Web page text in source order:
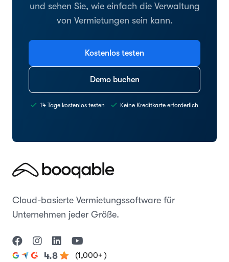
und sehen Sie, wie einfach die Verwaltung
von Vermietungen sein kann.
Kostenlos testen
Demo buchen
14 Tage kostenlos testen Keine Kreditkarte erforderlich
Cloud-basierte Vermietungssoftware für
Unternehmen jeder Größe.
4.8 (1,000+ )